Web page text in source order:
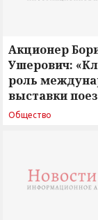
Акционер
Ушерович:
роль
выставки
поиск ответов
Общество